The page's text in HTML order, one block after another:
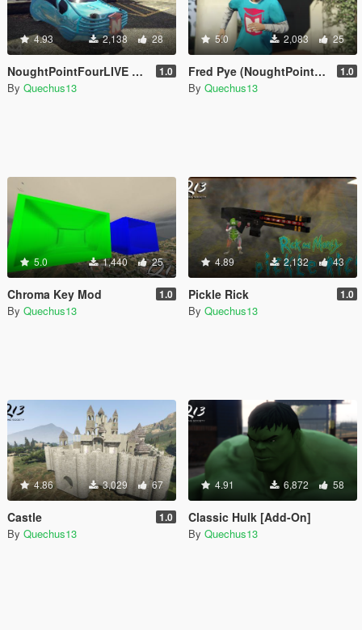
4.93 2,138 28
NoughtPointFourLIVE Car 1.0
By Quechus13
5.0 2,083 25
Fred Pye (NoughtPointFourLIVE) 1.0
By Quechus13
5.0 1,440 25
Chroma Key Mod 1.0
By Quechus13
4.89 2,132 43
Pickle Rick 1.0
By Quechus13
4.86 3,029 67
Castle 1.0
By Quechus13
4.91 6,872 58
Classic Hulk [Add-On]
By Quechus13